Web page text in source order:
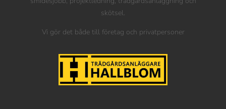
skötsel.
Vi gör det både till företag och privatpersoner